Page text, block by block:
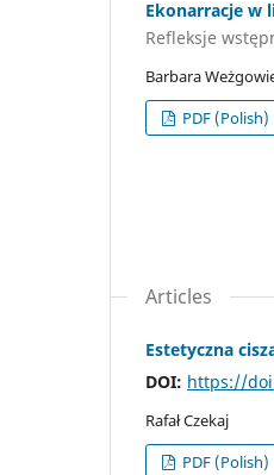
Ekonarracje w
Refleksje
Barbara
PDF (Polish)
Articles
Estetyczna
DOI: https://
Rafał Czekaj
PDF (Polish)